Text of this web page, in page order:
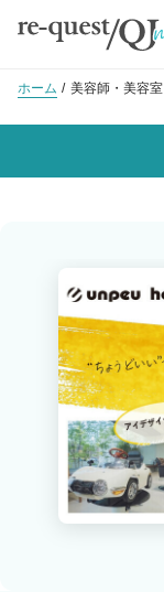
ホーム 美容師・美容
沿線・駅を選択
大宮(京都)
職種・技能ラン
美容師スタイ